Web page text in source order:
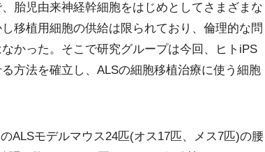
胎児由来神経幹細胞をはじめとしてさまざまな
移植用細胞の供給は限られており、倫理的な問
かった。そこで研究グループは今回、ヒトiPS
方法を確立し、ALSの細胞移植治療に使う細胞
ALSモデルマウス24匹(オス17匹、メス7匹)の腰